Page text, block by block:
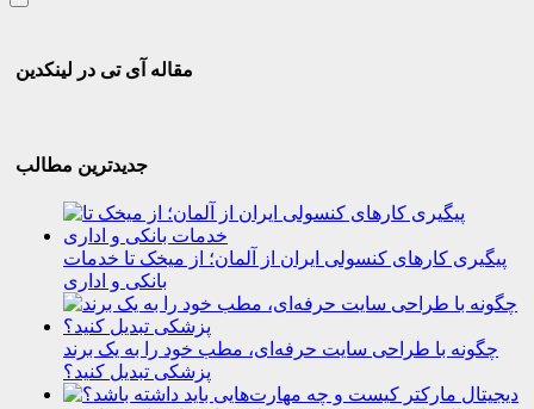
مقاله آی تی در لینکدین
جدیدترین مطالب
پیگیری کارهای کنسولی ایران از آلمان؛ از میخک تا خدمات
بانکی و اداری
چگونه با طراحی سایت حرفه‌ای، مطب خود را به یک برند
پزشکی تبدیل کنید؟